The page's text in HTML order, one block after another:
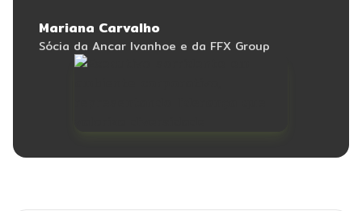
Mariana Carvalho
Sócia da Ancar Ivanhoe e da FFX Group